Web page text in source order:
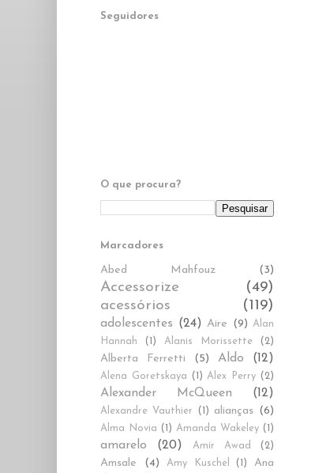
Seguidores
O que procura?
Marcadores
Abed Mahfouz (3)
Accessorize
(49)
acessórios
(119)
adolescentes (24) Aire (9) Alan
Hannah
(1) Alanis Morissette (2)
Alberta Ferretti (5) Aldo (12)
Alena Goretskaya (1) Alex Perry (2)
Alexander McQueen (12)
Alexandre Vauthier (1) alianças (6)
Alma Novia (1) Amanda Wakeley (1)
amarelo (20) Amir Awad (2)
Amsale (4) Amy Kuschel (1)
Ana